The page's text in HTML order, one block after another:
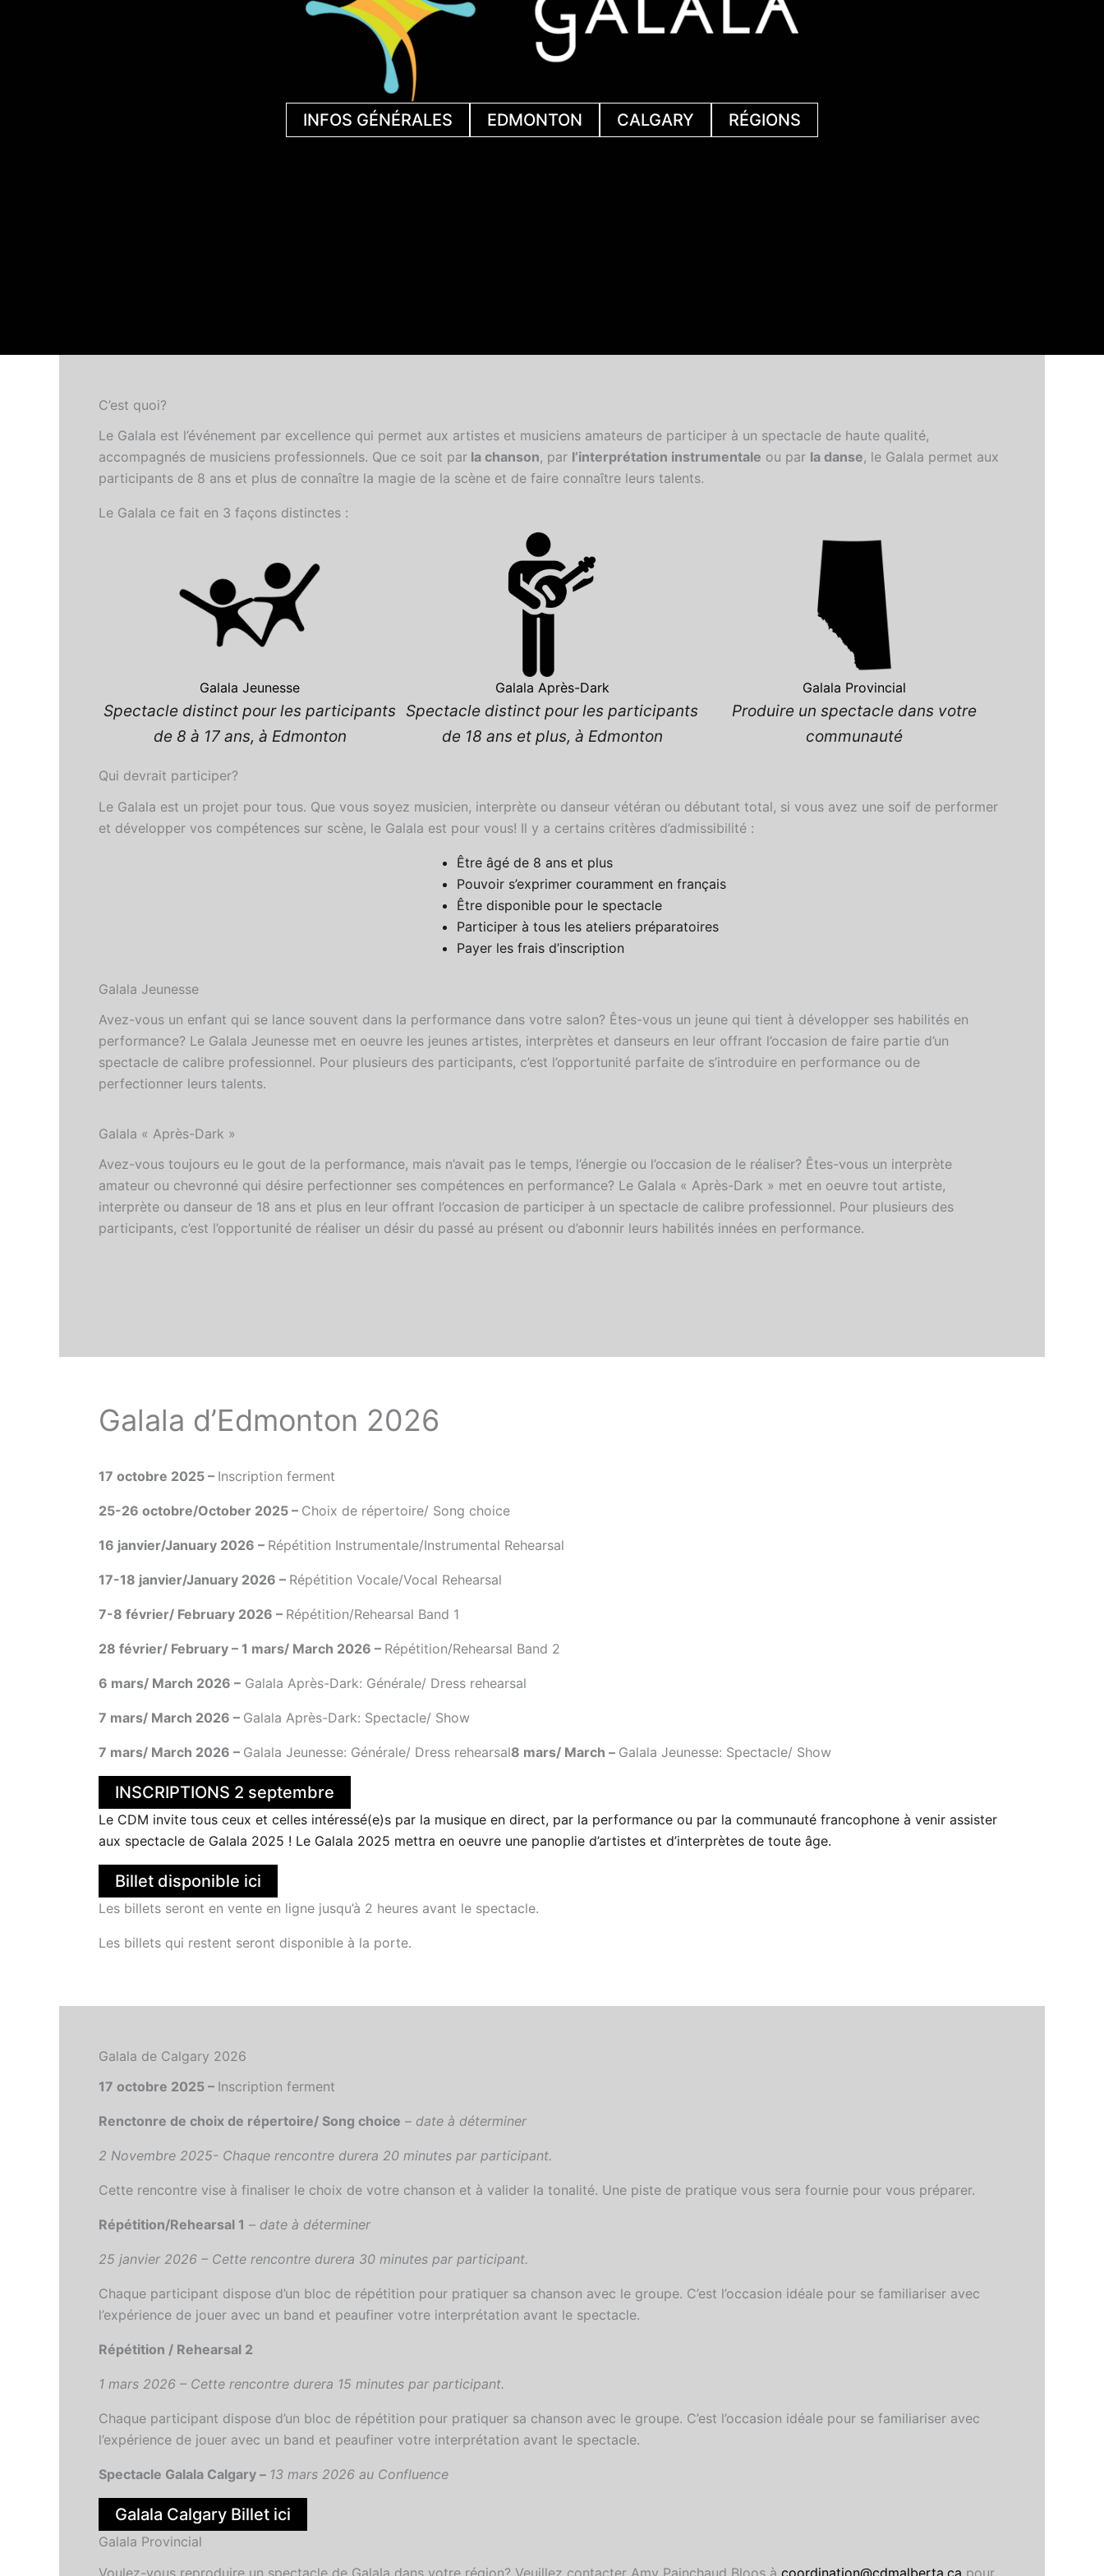
INFOS GÉNÉRALES EDMONTON CALGARY RÉGIONS
C’est quoi?
Le Galala est l’événement par excellence qui permet aux artistes et musiciens amateurs de participer à un spectacle de haute qualité,
accompagnés de musiciens professionnels. Que ce soit par la chanson, par l’interprétation instrumentale ou par la danse, le Galala permet aux
participants de 8 ans et plus de connaître la magie de la scène et de faire connaître leurs talents.
Le Galala ce fait en 3 façons distinctes :
Galala Jeunesse
Spectacle distinct pour les participants
de 8 à 17 ans, à Edmonton
Galala Après-Dark
Spectacle distinct pour les participants
de 18 ans et plus, à Edmonton
Galala Provincial
Produire un spectacle dans votre
communauté
Qui devrait participer?
Le Galala est un projet pour tous. Que vous soyez musicien, interprète ou danseur vétéran ou débutant total, si vous avez une soif de performer
et développer vos compétences sur scène, le Galala est pour vous! Il y a certains critères d’admissibilité :
Être âgé de 8 ans et plus
Pouvoir s’exprimer couramment en français
Être disponible pour le spectacle
Participer à tous les ateliers préparatoires
Payer les frais d’inscription
Galala Jeunesse
Avez-vous un enfant qui se lance souvent dans la performance dans votre salon? Êtes-vous un jeune qui tient à développer ses habilités en
performance? Le Galala Jeunesse met en oeuvre les jeunes artistes, interprètes et danseurs en leur offrant l’occasion de faire partie d’un
spectacle de calibre professionnel. Pour plusieurs des participants, c’est l’opportunité parfaite de s’introduire en performance ou de
perfectionner leurs talents.
Galala « Après-Dark »
Avez-vous toujours eu le gout de la performance, mais n’avait pas le temps, l’énergie ou l’occasion de le réaliser? Êtes-vous un interprète
amateur ou chevronné qui désire perfectionner ses compétences en performance? Le Galala « Après-Dark » met en oeuvre tout artiste,
interprète ou danseur de 18 ans et plus en leur offrant l’occasion de participer à un spectacle de calibre professionnel. Pour plusieurs des
participants, c’est l’opportunité de réaliser un désir du passé au présent ou d’abonnir leurs habilités innées en performance.
Galala d’Edmonton 2026
17 octobre 2025 – Inscription ferment
25-26 octobre/October 2025 – Choix de répertoire/ Song choice
16 janvier/January 2026 – Répétition Instrumentale/Instrumental Rehearsal
17-18 janvier/January 2026 – Répétition Vocale/Vocal Rehearsal
7-8 février/ February 2026 – Répétition/Rehearsal Band 1
28 février/ February – 1 mars/ March 2026 – Répétition/Rehearsal Band 2
6 mars/ March 2026 – Galala Après-Dark: Générale/ Dress rehearsal
7 mars/ March 2026 – Galala Après-Dark: Spectacle/ Show
7 mars/ March 2026 – Galala Jeunesse: Générale/ Dress rehearsal8 mars/ March – Galala Jeunesse: Spectacle/ Show
INSCRIPTIONS 2 septembre
Le CDM invite tous ceux et celles intéressé(e)s par la musique en direct, par la performance ou par la communauté francophone à venir assister
aux spectacle de Galala 2025 ! Le Galala 2025 mettra en oeuvre une panoplie d’artistes et d’interprètes de toute âge.
Billet disponible ici
Les billets seront en vente en ligne jusqu’à 2 heures avant le spectacle.
Les billets qui restent seront disponible à la porte.
Galala de Calgary 2026
17 octobre 2025 – Inscription ferment
Renctonre de choix de répertoire/ Song choice – date à déterminer
2 Novembre 2025- Chaque rencontre durera 20 minutes par participant.
Cette rencontre vise à finaliser le choix de votre chanson et à valider la tonalité. Une piste de pratique vous sera fournie pour vous préparer.
Répétition/Rehearsal 1 – date à déterminer
25 janvier 2026 – Cette rencontre durera 30 minutes par participant.
Chaque participant dispose d’un bloc de répétition pour pratiquer sa chanson avec le groupe. C’est l’occasion idéale pour se familiariser avec
l’expérience de jouer avec un band et peaufiner votre interprétation avant le spectacle.
Répétition / Rehearsal 2
1 mars 2026 – Cette rencontre durera 15 minutes par participant.
Chaque participant dispose d’un bloc de répétition pour pratiquer sa chanson avec le groupe. C’est l’occasion idéale pour se familiariser avec
l’expérience de jouer avec un band et peaufiner votre interprétation avant le spectacle.
Spectacle Galala Calgary – 13 mars 2026 au Confluence
Galala Calgary Billet ici
Galala Provincial
Voulez-vous reproduire un spectacle de Galala dans votre région? Veuillez contacter Amy Painchaud Bloos à coordination@cdmalberta.ca pour